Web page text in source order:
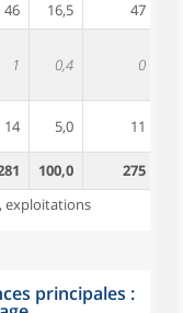
46 16,5 47
1 0,4 0
14 5,0 11
100,0 275
exploitations
principales :